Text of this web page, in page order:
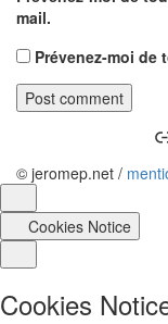
mail.
Prévenez-moi de
© jeromep.net /
Cookies Notice
Cookies